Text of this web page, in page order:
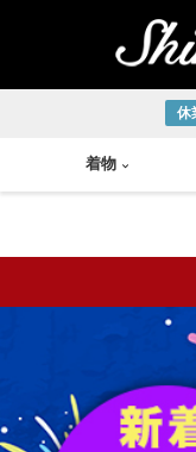
休
着物
小紋着物
アンティ
帯締め
茶碗
琉球織物